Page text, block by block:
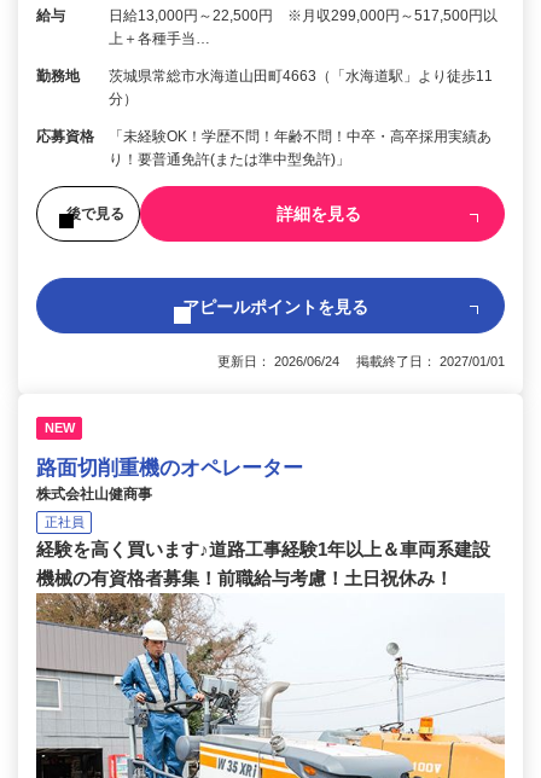
給与
日給13,000円～22,500円 ※月収299,000円～517,500円以
上＋各種手当…
勤務地
茨城県常総市水海道山田町4663（「水海道駅」より徒歩11
分）
応募資格
「未経験OK！学歴不問！年齢不問！中卒・高卒採用実績あ
り！要普通免許(または準中型免許)」
後で見る 詳細を見る
アピールポイントを見る
更新日： 2026/06/24 掲載終了日： 2027/01/01
NEW
路面切削重機のオペレーター
株式会社山健商事
正社員
経験を高く買います♪道路工事経験1年以上＆車両系建設
機械の有資格者募集！前職給与考慮！土日祝休み！